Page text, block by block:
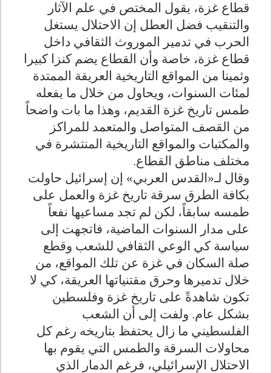
قطاع غزة، يقول المختص في علم الآثار
والتنقيب فضل العطل إن الاحتلال يستغل
الحرب في تدمير الموروث الثقافي داخل
قطاع غزة، خاصة وأن القطاع يضم كنزا كبيرا
وثمينا من المواقع التاريخية العريقة الممتدة
لمئات السنوات، ويحاول من خلال ما يفعله
طمس تاريخ غزة القديم، وهذا ما بات واضحاً
من القصف المتواصل والمتعمد للمراكز
والمكتبات والمواقع التاريخية المنتشرة في
مختلف مناطق القطاع.
وقال لـ«القدس العربي» إن إسرائيل حاولت
بكافة الطرق سرقة تاريخ غزة والعمل على
طمسه سابقاً، لكن لم تجد مساعيها نفعاً
على مدار السنوات الماضية، فاتجهت إلى
سياسة كي الوعي الثقافي للشعب وقطع
صلة السكان في غزة عن تلك المواقع، من
خلال تدميرها وحرق مقتنياتها العريقة، كي لا
تكون شاهدةً على تاريخ غزة وفلسطين
بشكل عام. ولفت إلى أن الشعب
الفلسطيني ما زال يحتفظ بتاريخه رغم كل
محاولات السرقة والطمس التي يقوم بها
الاحتلال الإسرائيلي، فرغم الدمار الذي